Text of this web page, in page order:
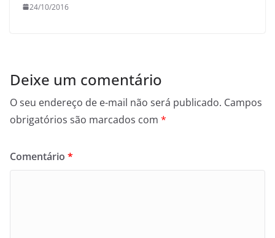
24/10/2016
Deixe um comentário
O seu endereço de e-mail não será publicado. Campos
obrigatórios são marcados com *
Comentário *